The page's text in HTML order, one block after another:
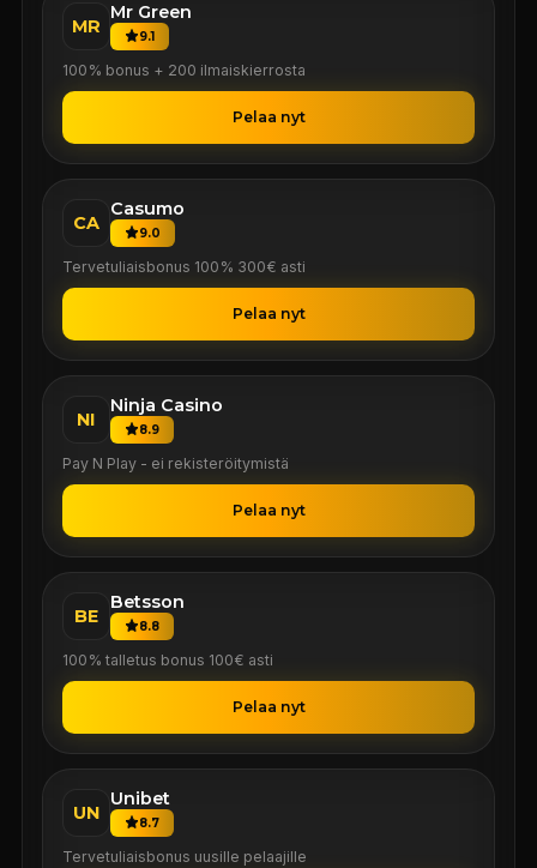
MR
Mr Green
9.1
100% bonus + 200 ilmaiskierrosta
Pelaa nyt
CA
Casumo
9.0
Tervetuliaisbonus 100% 300€ asti
Pelaa nyt
NI
Ninja Casino
8.9
Pay N Play - ei rekisteröitymistä
Pelaa nyt
BE
Betsson
8.8
100% talletus bonus 100€ asti
Pelaa nyt
UN
Unibet
8.7
Tervetuliaisbonus uusille pelaajille